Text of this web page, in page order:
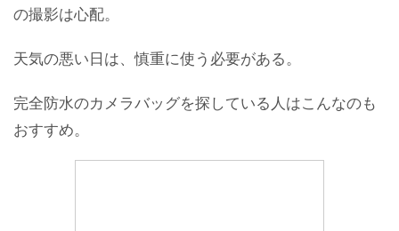
の撮影は心配。
天気の悪い日は、慎重に使う必要がある。
完全防水のカメラバッグを探している人はこんなのも
おすすめ。